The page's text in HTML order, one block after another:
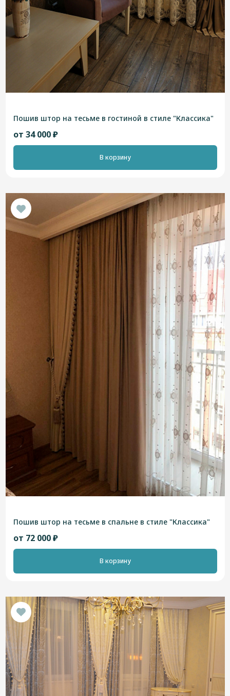
Пошив штор на тесьме в гостиной в стиле "Классика"
от 34 000 ₽
В корзину
Пошив штор на тесьме в спальне в стиле "Классика"
от 72 000 ₽
В корзину